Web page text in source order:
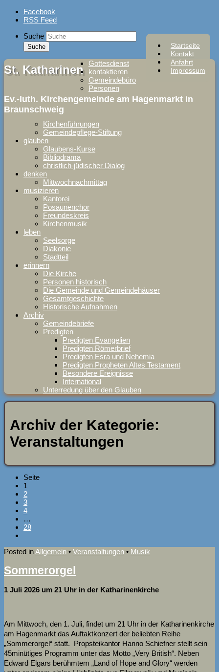
Skip
Facebook
RSS Feed
Startseite
Kontakt
Anfahrt
Impressum
Suche
St. Katharinen
Ev.-luth. Kirchengemeinde am Hagenmarkt in
Braunschweig
Gottesdienst
kontaktieren
Gemeindebüro
Personen
Kirchenführungen
Gemeindepflege-Stiftung
glauben
Glaubens-Kurse
Bibliodrama
christlich-jüdischer Dialog
denken
Mittwochnachmittag
musizieren
Kantorei
Posaunenchor
Freundeskreis
Kirchenmusik
leben
Seelsorge
Diakonie
Stadtteil
erinnern
Die Kirche
Personen historisch
Die Gemeinde und Gemeindehäuser
Gesamtgeschichte
Historische Aufnahmen
Archiv
Gemeindebriefe
Predigten
Predigten Evangelien
Predigten Römerbrief
Predigten Esra und Nehemia
Predigten Propheten Altes Testament
Besondere Ereignisse
International
Unterredung über den Glauben
Archiv der Kategorie:
Veranstaltungen
Seite
1
2
3
4
…
28
Posted inAllgemein • Veranstaltungen • Musik
Sommerorgel
1 Juli 2026 um 21 Uhr in der Katharinenkirche
Am Mittwoch, den 1. Juli, findet um 21 Uhr in der Katharinenkirche
am Hagenmarkt das Auftaktkonzert der beliebten Reihe
„Sommerorgel“ statt. Propsteikantor Hanno Schiefner stellt sein
45minütiges Programm unter das Motto „Very British“. Neben
Edward Elgars berühmtem „Land of Hope and Glory“ werden